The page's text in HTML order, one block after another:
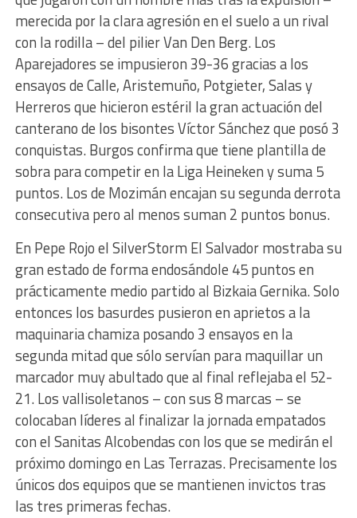
merecida por la clara agresión en el suelo a un rival
con la rodilla – del pilier Van Den Berg. Los
Aparejadores se impusieron 39-36 gracias a los
ensayos de Calle, Aristemuño, Potgieter, Salas y
Herreros que hicieron estéril la gran actuación del
canterano de los bisontes Víctor Sánchez que posó 3
conquistas. Burgos confirma que tiene plantilla de
sobra para competir en la Liga Heineken y suma 5
puntos. Los de Mozimán encajan su segunda derrota
consecutiva pero al menos suman 2 puntos bonus.
En Pepe Rojo el SilverStorm El Salvador mostraba su
gran estado de forma endosándole 45 puntos en
prácticamente medio partido al Bizkaia Gernika. Solo
entonces los basurdes pusieron en aprietos a la
maquinaria chamiza posando 3 ensayos en la
segunda mitad que sólo servían para maquillar un
marcador muy abultado que al final reflejaba el 52-
21. Los vallisoletanos – con sus 8 marcas – se
colocaban líderes al finalizar la jornada empatados
con el Sanitas Alcobendas con los que se medirán el
próximo domingo en Las Terrazas. Precisamente los
únicos dos equipos que se mantienen invictos tras
las tres primeras fechas.